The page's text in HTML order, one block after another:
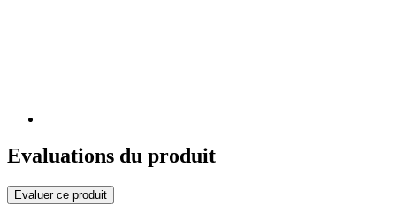
Evaluations du produit
Evaluer ce produit